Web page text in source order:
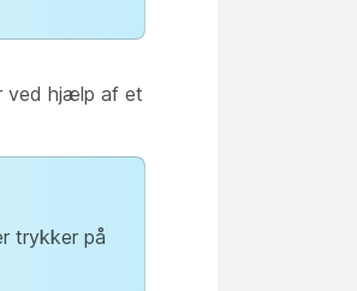
ved hjælp af et
trykker på